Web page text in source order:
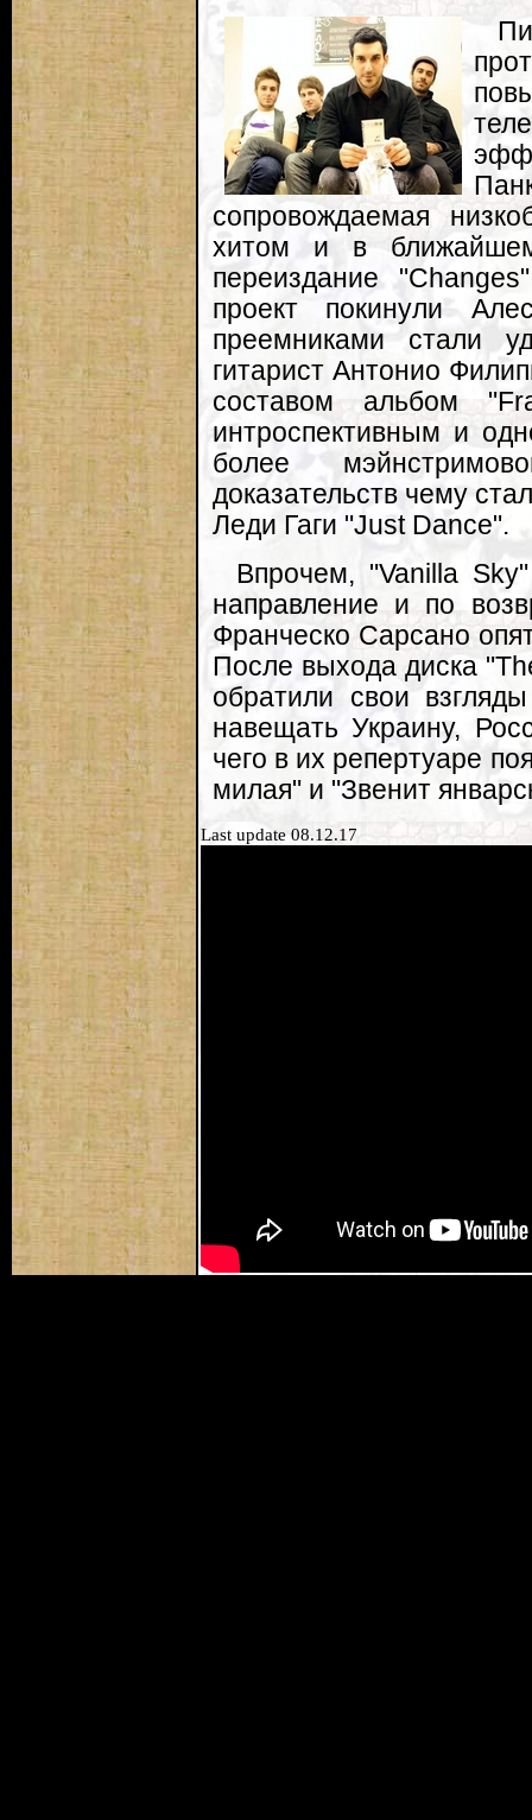
сопровождаемая
хитом и в
переиздание
проект покинули
преемниками стали
гитарист Антонио
составом альбом
интроспективным и
более
доказательств чему
Леди Гаги "Just Dance".
Впрочем, "Vanilla
направление и по
Франческо Сарсано
После выхода диска
обратили свои
навещать Украину,
чего в их репертуаре
милая" и "Звенит
Last update 08.12.17